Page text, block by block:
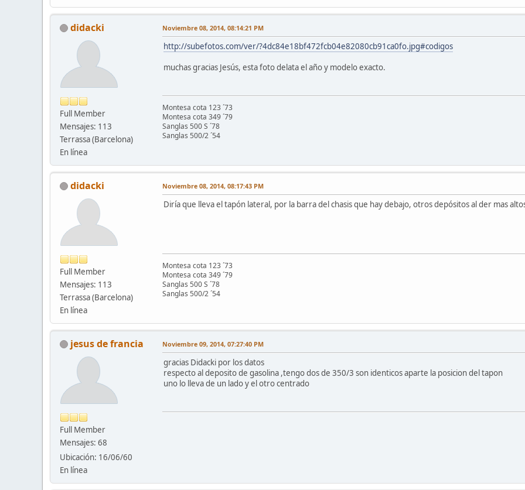
didacki
Full Member
Mensajes: 113
Terrassa (Barcelona)
En línea
Noviembre 08, 2014, 08:14:21 PM
http://subefotos.com/ver/?4dc84e18bf472fcb04e82080cb91ca0fo.jpg#codigos
muchas gracias Jesús, esta foto delata el año y modelo exacto.
Montesa cota 123 ´73
Montesa cota 349 ´79
Sanglas 500 S ´78
Sanglas 500/2 ´54
didacki
Full Member
Mensajes: 113
Terrassa (Barcelona)
En línea
Noviembre 08, 2014, 08:17:43 PM
Diría que lleva el tapón lateral, por la barra del chasis que hay debajo, otros depósitos al der mas
Montesa cota 123 ´73
Montesa cota 349 ´79
Sanglas 500 S ´78
Sanglas 500/2 ´54
jesus de francia
Full Member
Mensajes: 68
Ubicación: 16/06/60
En línea
Noviembre 09, 2014, 07:27:40 PM
gracias Didacki por los datos
respecto al deposito de gasolina ,tengo dos de 350/3 son identicos aparte la posicion del tapon
uno lo lleva de un lado y el otro centrado